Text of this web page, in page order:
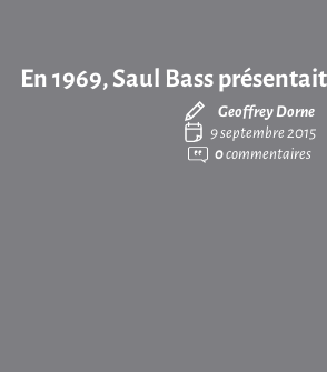
En 1969, Saul Bass
Geoffrey Dorne
9 septembre 2015
0commentaires